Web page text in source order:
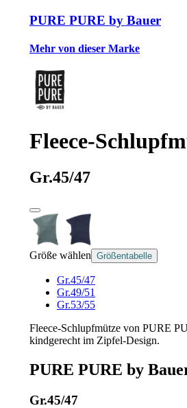
PURE PURE by Bauer
Mehr von dieser Marke
Fleece-
Gr.45/47
Größe wählen Größentabelle
Gr.45/47
Gr.49/51
Gr.53/55
Fleece-Schlupfmütze von PURE
kindgerecht im Zipfel-Design.
PURE PURE by
Gr.45/47